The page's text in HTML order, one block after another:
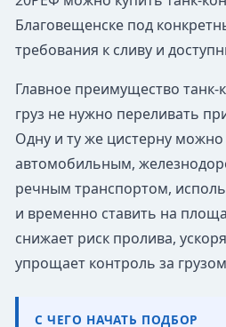
Благовещенске под
требования к сливу и
Главное преимущество танк-
груз не нужно переливать
Одну и ту же цистерну можно
автомобильным,
речным транспортом,
и временно ставить на
снижает риск пролива,
упрощает контроль за
С ЧЕГО НАЧАТЬ ПОДБОР